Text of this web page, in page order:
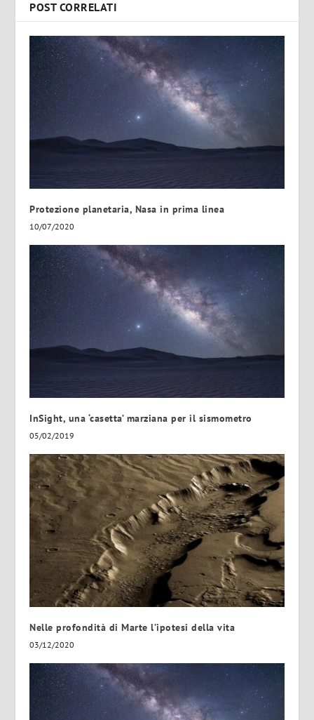
POST CORRELATI
Protezione planetaria, Nasa in prima linea
10/07/2020
InSight, una ‘casetta’ marziana per il sismometro
05/02/2019
Nelle profondità di Marte l’ipotesi della vita
03/12/2020